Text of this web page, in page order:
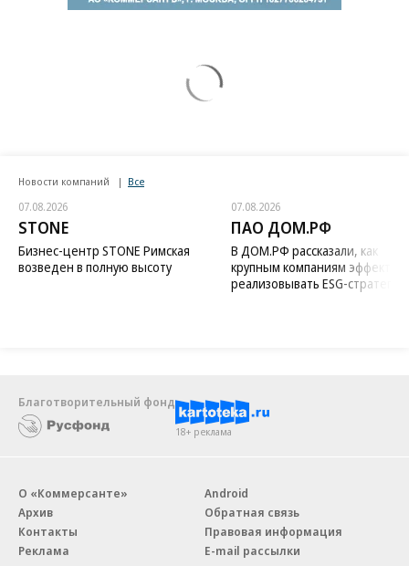
Новости компаний Все
07.08.2026
STONE
Бизнес-центр STONE Римская
возведен в полную высоту
07.08.2026
ПАО ДОМ.РФ
В ДОМ.РФ рассказали, как
крупным компаниям
реализовывать ESG-стратегию
Благотворительный фонд
18+ реклама
О «Коммерсанте»
Архив
Контакты
Реклама
Android
Обратная связь
Правовая информация
E-mail рассылки